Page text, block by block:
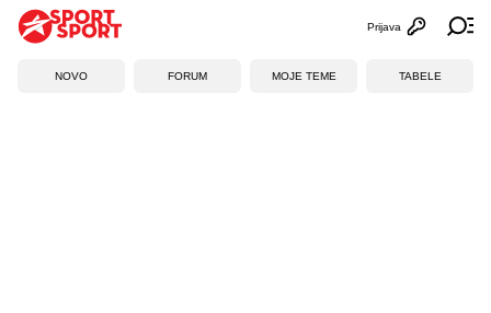
Otvori
Prijava
NOVO FORUM MOJE TEME TABELE